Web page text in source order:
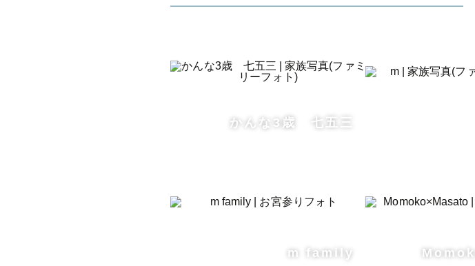
ト様ひとりひとりのご要望に合わせて丁
のノスタルジックないわゆる「エモい
がしたいのか、すり合わせをさせていた
かんな3歳 七五三
m family